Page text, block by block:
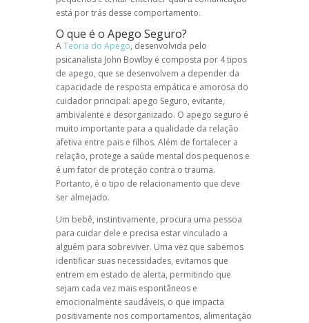
está por trás desse comportamento.
O que é o Apego Seguro?
ATeoria do Apego, desenvolvida pelo
psicanalista John Bowlby é composta por 4 tipos
de apego, que se desenvolvem a depender da
capacidade de resposta empática e amorosa do
cuidador principal: apego Seguro, evitante,
ambivalente e desorganizado. O apego seguro é
muito importante para a qualidade da relação
afetiva entre pais e filhos. Além de fortalecer a
relação, protege a saúde mental dos pequenos e
é um fator de proteção contra o trauma.
Portanto, é o tipo de relacionamento que deve
ser almejado.
Um bebê, instintivamente, procura uma pessoa
para cuidar dele e precisa estar vinculado a
alguém para sobreviver. Uma vez que sabemos
identificar suas necessidades, evitamos que
entrem em estado de alerta, permitindo que
sejam cada vez mais espontâneos e
emocionalmente saudáveis, o que impacta
positivamente nos comportamentos, alimentação